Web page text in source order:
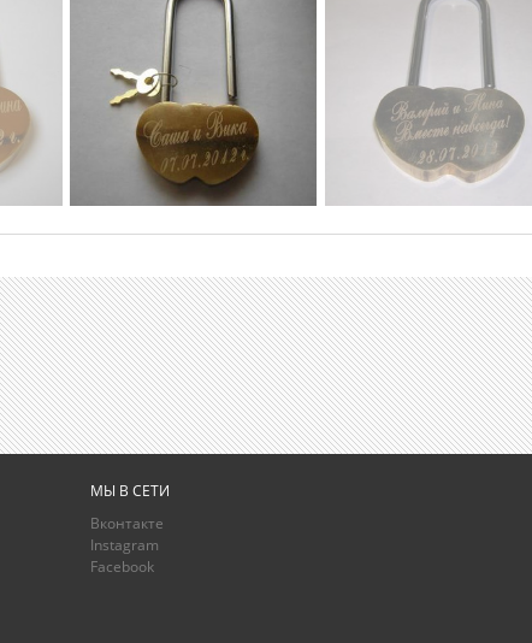
МЫ В СЕТИ
Вконтакте
Instagram
Facebook